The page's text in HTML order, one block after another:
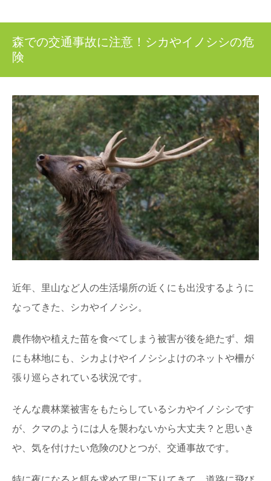
森での交通事故に注意！シカやイノシシの危
険
近年、里山など人の生活場所の近くにも出没するように
なってきた、シカやイノシシ。
農作物や植えた苗を食べてしまう被害が後を絶たず、畑
にも林地にも、シカよけやイノシシよけのネットや柵が
張り巡らされている状況です。
そんな農林業被害をもたらしているシカやイノシシです
が、クマのようには人を襲わないから大丈夫？と思いき
や、気を付けたい危険のひとつが、交通事故です。